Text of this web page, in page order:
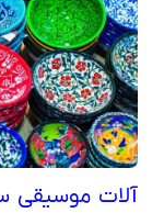
آلات موسیقی